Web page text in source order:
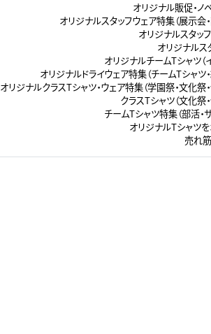
オリジナル販促・ノ
オリジナルスタッフウェア特集（展示会
オリジナルスタッ
オリジナルス
オリジナルチームTシャツ（
オリジナルドライウェア特集（チームTシャツ
オリジナルクラスTシャツ・ウェア特集（学園祭・文化祭
クラスTシャツ（文化祭
チームTシャツ特集（部活・
オリジナルTシャツ
売れ